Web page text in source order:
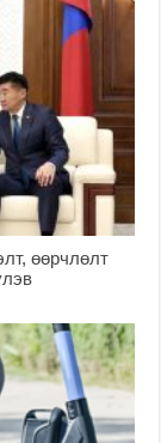
өөрчлөлт